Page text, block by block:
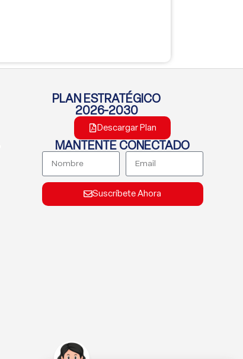
PLAN ESTRATÉGICO
2026-2030
Descargar Plan
MANTENTE CONECTADO
Suscríbete Ahora